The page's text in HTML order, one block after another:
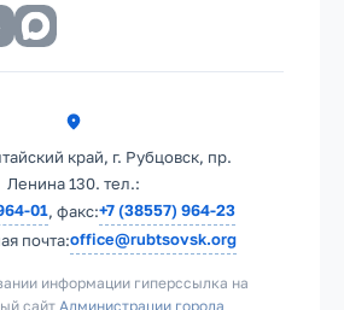
край, г. Рубцовск, пр.
Ленина 130. тел.:
01, факс:+7 (38557) 964-23
почта:office@rubtsovsk.org
информации гиперссылка на
сайтАдминистрации города